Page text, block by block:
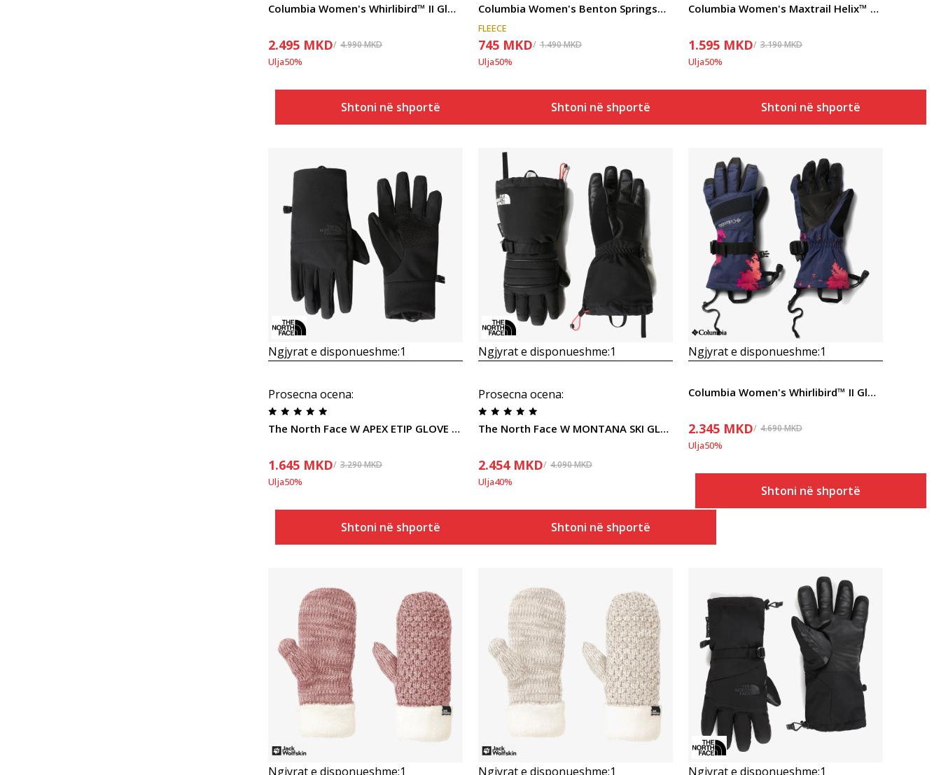
Columbia Women's Whirlibird™ II Glove
2.495 MKD 4.990MKD
Ulja50%
Shtoni në shportë
Columbia Women's Benton Springs™ Fleece Glove
FLEECE
745 MKD 1.490MKD
Ulja50%
Shtoni në shportë
Columbia Women's Maxtrail Helix™ Glove
1.595 MKD 3.190MKD
Ulja50%
Shtoni në shportë
Krahasoni
Ngjyrat e disponueshme:1
Prosecna ocena:
The North Face W APEX ETIP GLOVE TNF BLACK
1.645 MKD 3.290MKD
Ulja50%
Shtoni në shportë
Krahasoni
Ngjyrat e disponueshme:1
Prosecna ocena:
The North Face W MONTANA SKI GLOVE TNF BLACK
2.454 MKD 4.090MKD
Ulja40%
Shtoni në shportë
Krahasoni
Ngjyrat e disponueshme:1
Columbia Women's Whirlibird™ II Glove
2.345 MKD 4.690MKD
Ulja50%
Shtoni në shportë
Krahasoni
Ngjyrat e disponueshme:1
Krahasoni
Ngjyrat e disponueshme:1
Krahasoni
Ngjyrat e disponueshme:1